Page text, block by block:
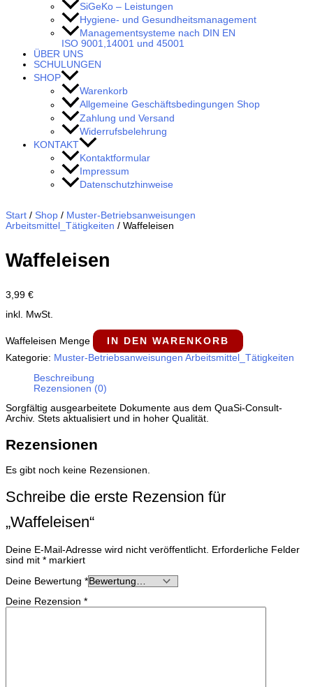
SiGeKo – Leistungen
Hygiene- und Gesundheitsmanagement
Managementsysteme nach DIN EN
ISO 9001,14001 und 45001
ÜBER UNS
SCHULUNGEN
SHOP
Warenkorb
Allgemeine Geschäftsbedingungen Shop
Zahlung und Versand
Widerrufsbelehrung
KONTAKT
Kontaktformular
Impressum
Datenschutzhinweise
Start / Shop / Muster-Betriebsanweisungen
Arbeitsmittel_Tätigkeiten / Waffeleisen
Waffeleisen
3,99 €
inkl. MwSt.
Waffeleisen Menge
IN DEN WARENKORB
Kategorie: Muster-Betriebsanweisungen Arbeitsmittel_Tätigkeiten
Beschreibung
Rezensionen (0)
Sorgfältig ausgearbeitete Dokumente aus dem QuaSi-​Consult-​
Archiv. Stets aktualisiert und in hoher Qualität.
Rezensionen
Es gibt noch keine Rezensionen.
Schreibe die erste Rezension für
„Waffeleisen“
Deine E-Mail-Adresse wird nicht veröffentlicht.
Erforderliche Felder
sind mit * markiert
Deine Bewertung *
Deine Rezension *